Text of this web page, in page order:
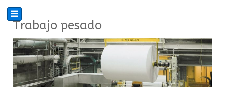
Trabajo pesado